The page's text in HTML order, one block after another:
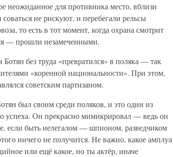
неожиданное для противника место, вблизи
не рискуют, и перебегали рельсы
то есть в тот момент, когда охрана смотрит
— прошли незамеченными.
без труда «превратился» в поляка — так
«коренной национальности». При этом,
советским партизаном.
был своим среди поляков, и это один из
успеха. Он прекрасно мимикрировал — ведь он
если быть нелегалом — шпионом, разведчиком
ничего не получится. Не важно, какое амплуа
или ещё какое, но ты актёр, иначе